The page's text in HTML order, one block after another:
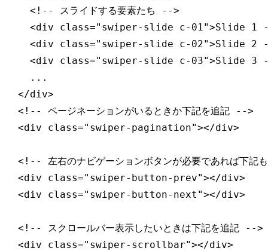
<!-- スライドする要素たち -->
<div class=" swiper-slide c-01 ">Slide 1
<div class=" swiper-slide c-02">Slide 2
<div class=" swiper-slide c-03">Slide 3
    ...
</div>
<!-- ページネーションがいるときか下記を追記 -->
<div class=" swiper-pagination"></div>
<!-- 左右のナビゲーションボタンが必要であれば下記
<div class=" swiper-button-prev"></div>
<div class=" swiper-button-next "></div>
<!-- スクロールバー表示したいときは下記を追記 -->
<div class=" swiper-scrollbar"></div>